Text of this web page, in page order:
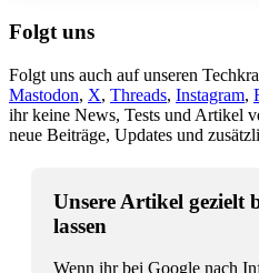
Folgt uns
Folgt uns auch auf unseren
Mastodon, X, Threads, Instagram,
ihr keine News, Tests und Artikel
neue Beiträge, Updates und
Unsere Artikel gezielt
lassen
Wenn ihr bei Google nach